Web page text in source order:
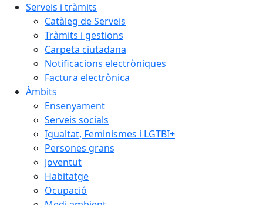
Serveis i tràmits
Catàleg de Serveis
Tràmits i gestions
Carpeta ciutadana
Notificacions electròniques
Factura electrònica
Àmbits
Ensenyament
Serveis socials
Igualtat, Feminismes i LGTBI+
Persones grans
Joventut
Habitatge
Ocupació